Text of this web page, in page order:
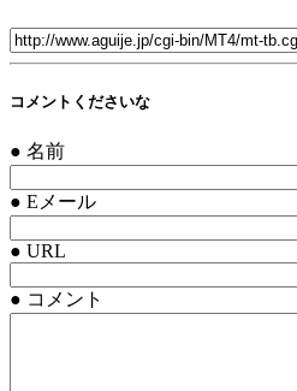
コメントくださいな
● 名前
● Eメール
● URL
● コメント